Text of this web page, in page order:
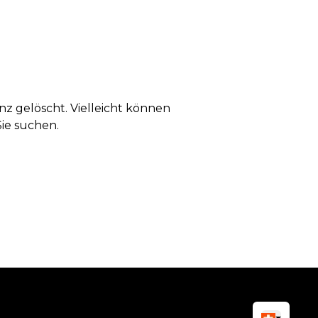
gelöscht. Vielleicht können
suchen.